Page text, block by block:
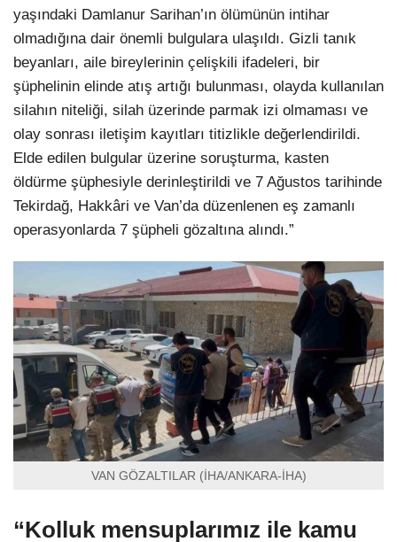
yaşındaki Damlanur Sarihan’ın ölümünün intihar
olmadığına dair önemli bulgulara ulaşıldı. Gizli tanık
beyanları, aile bireylerinin çelişkili ifadeleri, bir
şüphelinin elinde atış artığı bulunması, olayda kullanılan
silahın niteliği, silah üzerinde parmak izi olmaması ve
olay sonrası iletişim kayıtları titizlikle değerlendirildi.
Elde edilen bulgular üzerine soruşturma, kasten
öldürme şüphesiyle derinleştirildi ve 7 Ağustos tarihinde
Tekirdağ, Hakkâri ve Van’da düzenlenen eş zamanlı
operasyonlarda 7 şüpheli gözaltına alındı.”
VAN GÖZALTILAR (İHA/ANKARA-İHA)
“Kolluk mensuplarımız ile kamu